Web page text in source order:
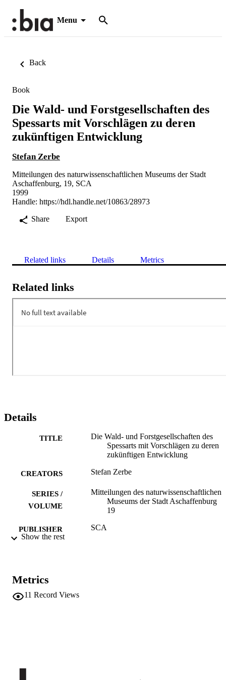
Menu
Back
Book
Die Wald- und Forstgesellschaften des
Spessarts mit Vorschlägen zu deren
zukünftigen Entwicklung
Stefan Zerbe
Mitteilungen des naturwissenschaftlichen Museums der Stadt
Aschaffenburg, 19, SCA
1999
Handle: https://hdl.handle.net/10863/28973
Share
Export
Related links Details Metrics
Related links
Details
TITLE
Die Wald- und Forstgesellschaften des
Spessarts mit Vorschlägen zu deren
zukünftigen Entwicklung
CREATORS Stefan Zerbe
SERIES /
VOLUME
Mitteilungen des naturwissenschaftlichen
Museums der Stadt Aschaffenburg
19
PUBLISHER
SCA
NUMBER OF
Show the rest
Metrics
11 Record Views